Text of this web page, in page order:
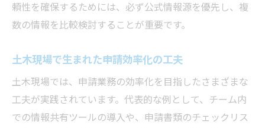
頼性を確保するためには、必ず公式情報源を優先し、複
数の情報を比較検討することが重要です。
土木現場で生まれた申請効率化の工夫
土木現場では、申請業務の効率化を目指したさまざまな
工夫が実践されています。代表的な例として、チーム内
での情報共有ツールの導入や、申請書類のチェックリス